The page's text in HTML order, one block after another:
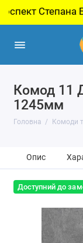
Степана
Комод 11
1245мм
Головна Комоди
Опис
Доступний до